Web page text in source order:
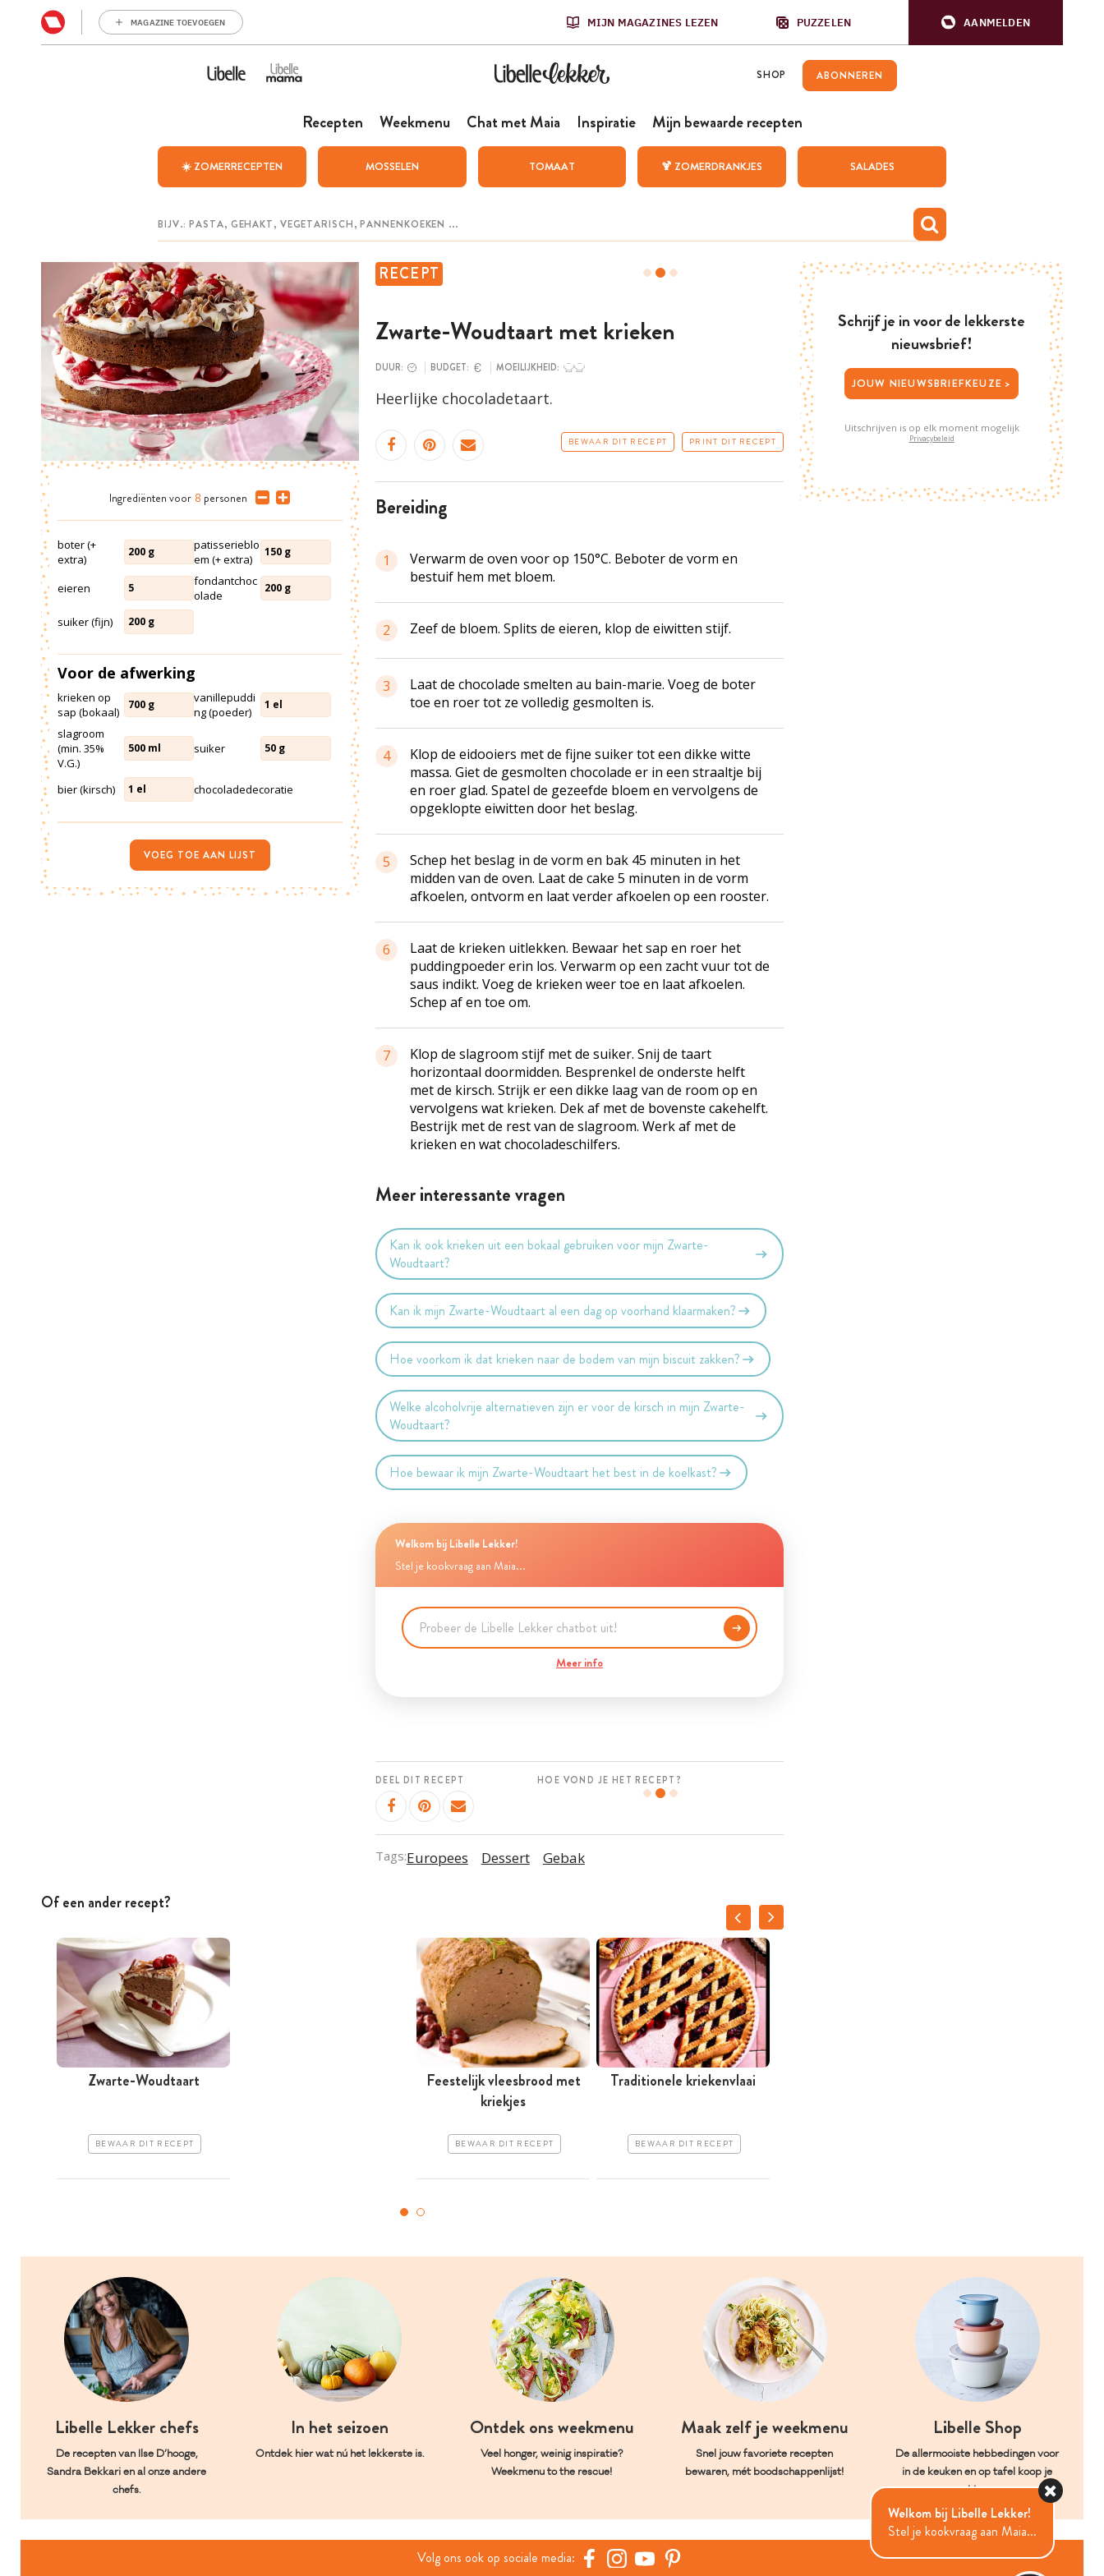
MAGAZINE TOEVOEGEN MIJN MAGAZINES LEZEN PUZZELEN AANMELDEN
SHOP ABONNEREN
Recepten Weekmenu Chat met Maia Inspiratie Mijn bewaarde recepten
☀️ ZOMERRECEPTEN MOSSELEN TOMAAT 🍹 ZOMERDRANKJES SALADES
RECEPT
Zwarte-Woudtaart met krieken
DUUR: BUDGET: MOEILIJKHEID:
Heerlijke chocoladetaart.
BEWAAR DIT RECEPT PRINT DIT RECEPT
bereiding
1
Verwarm de oven voor op 150°C. Beboter de vorm en
bestuif hem met bloem.
2 Zeef de bloem. Splits de eieren, klop de eiwitten stijf.
3
Laat de chocolade smelten au bain-marie. Voeg de boter
toe en roer tot ze volledig gesmolten is.
4
Klop de eidooiers met de fijne suiker tot een dikke witte
massa. Giet de gesmolten chocolade er in een straaltje bij
en roer glad. Spatel de gezeefde bloem en vervolgens de
opgeklopte eiwitten door het beslag.
5
Schep het beslag in de vorm en bak 45 minuten in het
midden van de oven. Laat de cake 5 minuten in de vorm
afkoelen, ontvorm en laat verder afkoelen op een rooster.
6
Laat de krieken uitlekken. Bewaar het sap en roer het
puddingpoeder erin los. Verwarm op een zacht vuur tot de
saus indikt. Voeg de krieken weer toe en laat afkoelen.
Schep af en toe om.
7
Klop de slagroom stijf met de suiker. Snij de taart
horizontaal doormidden. Besprenkel de onderste helft
met de kirsch. Strijk er een dikke laag van de room op en
vervolgens wat krieken. Dek af met de bovenste cakehelft.
Bestrijk met de rest van de slagroom. Werk af met de
krieken en wat chocoladeschilfers.
Meer interessante vragen
Kan ik ook krieken uit een bokaal gebruiken voor mijn Zwarte-
Woudtaart?
Kan ik mijn Zwarte-Woudtaart al een dag op voorhand klaarmaken?
Hoe voorkom ik dat krieken naar de bodem van mijn biscuit zakken?
Welke alcoholvrije alternatieven zijn er voor de kirsch in mijn Zwarte-
Woudtaart?
Hoe bewaar ik mijn Zwarte-Woudtaart het best in de koelkast?
Welkom bij Libelle Lekker!
Stel je kookvraag aan Maia...
Meer info
DEEL DIT RECEPT HOE VOND JE HET RECEPT?
Tags:Europees Dessert Gebak
Ingrediënten voor 8 personen
boter (+
extra)
200 g
patisserieblo
em (+ extra)
150 g
eieren 5
fondantchoc
olade
200 g
suiker (fijn) 200 g
Voor de afwerking
krieken op
sap (bokaal)
700 g
vanillepuddi
ng (poeder)
1 el
slagroom
(min. 35%
V.G.)
500 ml suiker 50 g
bier (kirsch) 1 el chocoladedecoratie
VOEG TOE AAN LIJST
Of een ander recept?
Zwarte-Woudtaart
BEWAAR DIT RECEPT
Feestelijk vleesbrood met
kriekjes
BEWAAR DIT RECEPT
Traditionele kriekenvlaai
BEWAAR DIT RECEPT
Schrijf je in voor de lekkerste
nieuwsbrief!
JOUW NIEUWSBRIEFKEUZE >
Uitschrijven is op elk moment mogelijk
Privacybeleid
Libelle Lekker chefs
De recepten van Ilse D’hooge,
Sandra Bekkari en al onze andere
chefs.
In het seizoen
Ontdek hier wat nú het lekkerste is.
Ontdek ons weekmenu
Veel honger, weinig inspiratie?
Weekmenu to the rescue!
Maak zelf je weekmenu
Snel jouw favoriete recepten
bewaren, mét boodschappenlijst!
Libelle Shop
De allermooiste hebbedingen voor
in de keuken en op tafel koop je
hier.
Volg ons ook op sociale media:
Welkom bij Libelle Lekker!
Stel je kookvraag aan Maia...